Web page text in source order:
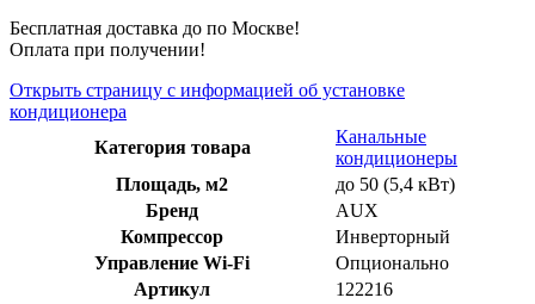
Бесплатная доставка до по Москве!
Оплата при получении!
Открыть страницу с информацией об установке
кондиционера
Категория товара
Канальные
кондиционеры
Площадь, м2
до 50 (5,4 кВт)
Бренд
AUX
Компрессор
Инверторный
Управление Wi-Fi
Опционально
Артикул
122216